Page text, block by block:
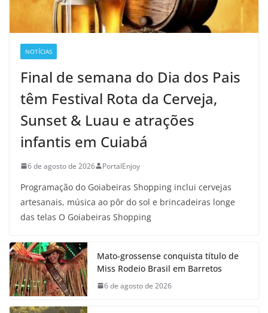
NOTÍCIAS
Final de semana do Dia dos Pais
têm Festival Rota da Cerveja,
Sunset & Luau e atrações
infantis em Cuiabá
6 de agosto de 2026 PortalEnjoy
Programação do Goiabeiras Shopping inclui cervejas
artesanais, música ao pôr do sol e brincadeiras longe
das telas O Goiabeiras Shopping
Mato-grossense conquista título de
Miss Rodeio Brasil em Barretos
6 de agosto de 2026